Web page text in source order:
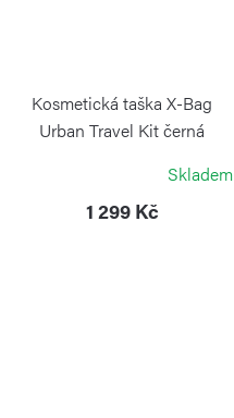
Kosmetická taška X-Bag
Urban Travel Kit černá
Skladem
1 299 Kč